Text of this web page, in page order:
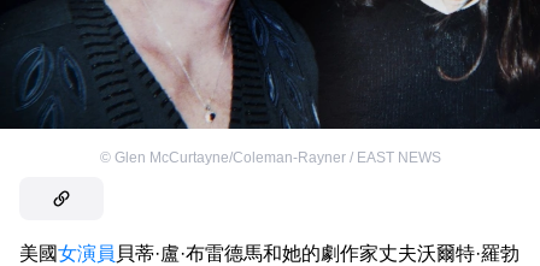
© Glen McCurtayne/Coleman-Rayner / EAST NEWS
美國女演員 貝蒂·盧·布雷德馬和她的劇作家丈夫沃爾特·羅勃